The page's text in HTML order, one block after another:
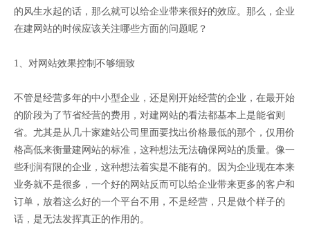
的风生水起的话，那么就可以给企业带来很好的效应。那么，企业
在建网站的时候应该关注哪些方面的问题呢？
1、对网站效果控制不够细致
不管是经营多年的中小型企业，还是刚开始经营的企业，在最开始
的阶段为了节省经营的费用，对建网站的看法都基本上是能省则
省。尤其是从几十家建站公司里面要找出价格最低的那个，仅用价
格高低来衡量建网站的标准，这种想法无法确保网站的质量。像一
些利润有限的企业，这种想法着实是不能有的。因为企业现在本来
业务就不是很多，一个好的网站反而可以给企业带来更多的客户和
订单，放着这么好的一个平台不用，不是经营，只是做个样子的
话，是无法发挥真正的作用的。